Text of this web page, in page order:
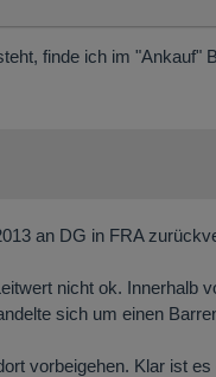
finde ich im "Ankauf"
an DG in FRA
nicht ok. Innerhalb
sich um einen
vorbeigehen. Klar ist